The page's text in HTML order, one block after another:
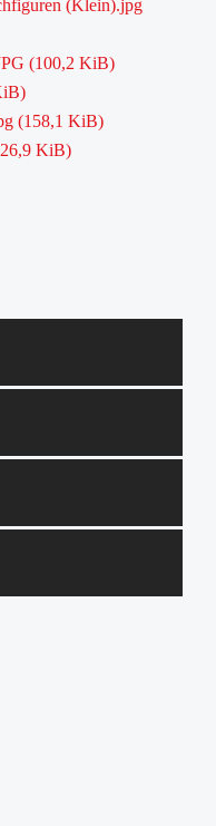
(Klein).jpg
(100,2 KiB)
(158,1 KiB)
KiB)